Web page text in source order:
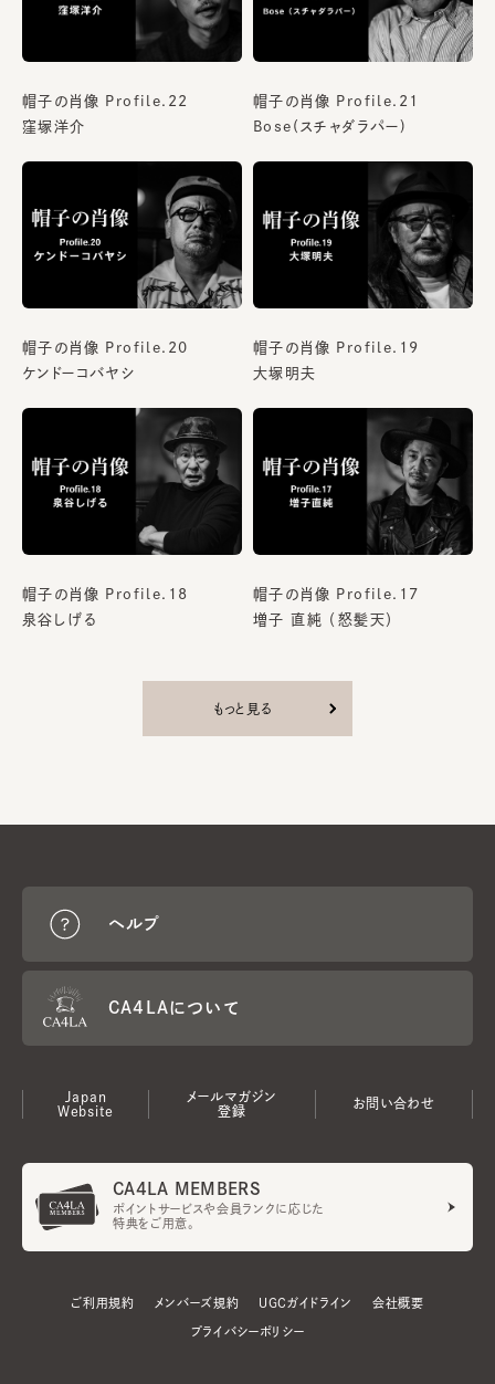
帽子の肖像 Profile.22
窪塚洋介
帽子の肖像 Profile.21
Bose(スチャダラパー)
帽子の肖像 Profile.20
ケンドーコバヤシ
帽子の肖像 Profile.19
大塚明夫
帽子の肖像 Profile.18
泉谷しげる
帽子の肖像 Profile.17
増子 直純 （怒髪天）
もっと見る
ヘルプ
CA4LAについて
Japan
Website
メールマガジン
登録
お問い合わせ
CA4LA MEMBERS
ポイントサービスや会員ランクに応じた
特典をご用意。
ご利用規約 メンバーズ規約 UGCガイドライン 会社概要
プライバシーポリシー